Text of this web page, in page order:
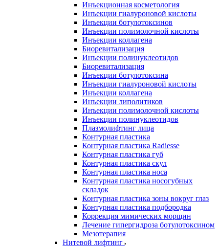
Инъекционная косметология
Инъекции гиалуроновой кислоты
Инъекции ботулотоксинов
Инъекции полимолочной кислоты
Инъекции коллагена
Биоревитализация
Инъекции полинуклеотидов
Биоревитализация
Инъекции ботулотоксина
Инъекции гиалуроновой кислоты
Инъекции коллагена
Инъекции липолитиков
Инъекции полимолочной кислоты
Инъекции полинуклеотидов
Плазмолифтинг лица
Контурная пластика
Контурная пластика Radiesse
Контурная пластика губ
Контурная пластика скул
Контурная пластика носа
Контурная пластика носогубных
складок
Контурная пластика зоны вокруг глаз
Контурная пластика подбородка
Коррекция мимических морщин
Лечение гипергидроза ботулотоксином
Мезотерапия
Нитевой лифтинг